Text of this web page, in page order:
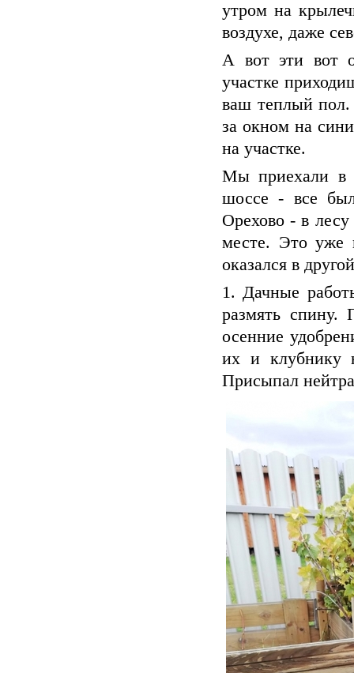
утром на
воздухе, даже
А вот эти вот
участке
ваш теплый
за окном на
на участке.
Мы приехали в
шоссе - все
Орехово - в
месте. Это уже
оказался в
1. Дачные
размять спину.
осенние
их и клубнику
Присыпал